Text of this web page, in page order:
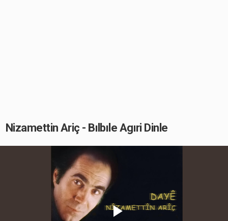
Nizamettin Ariç - Bılbıle Agıri Dinle